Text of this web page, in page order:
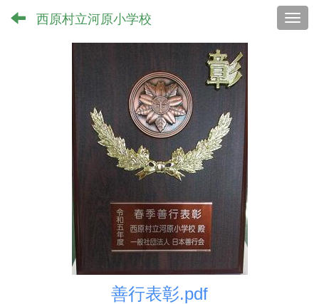
西原村立河原小学校
善行表彰.pdf